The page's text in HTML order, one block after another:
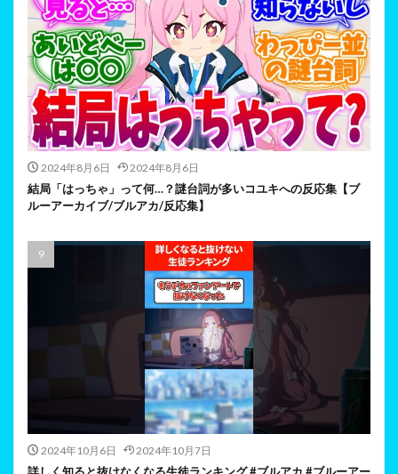
2024年8月6日 2024年8月6日
結局「はっちゃ」って何…？謎台詞が多いコユキへの反応集【ブ
ルーアーカイブ/ブルアカ/反応集】
2024年10月6日 2024年10月7日